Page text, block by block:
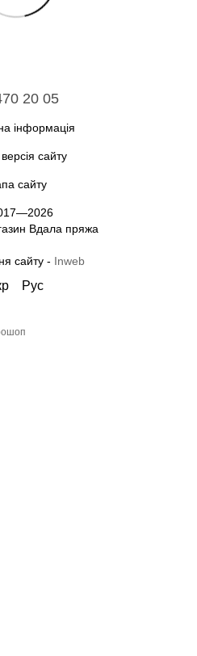
20 05
інформація
сайту
сайту
Вдала пряжа
сайту - Inweb
Рус